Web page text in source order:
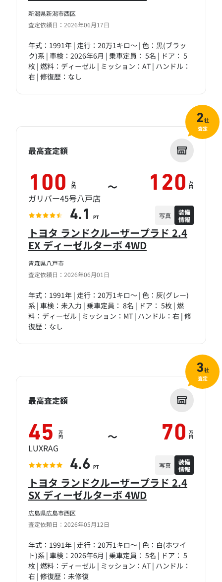
新潟県新潟市西区
査定依頼日：2026年06月17日
年式：1991年 | 走行：20万1キロ～ | 色：黒(ブラッ
ク)系 | 車検：2026年6月 | 乗車定員： 5名 | ドア： 5
枚 | 燃料：ディーゼル | ミッション：AT | ハンドル：
右 | 修復歴：なし
青森県八戸市
査定依頼日：2026年06月01日
トヨタ ランドクルーザープラド 2.4
EX ディーゼルターボ 4WD
年式：1991年 | 走行：20万1キロ～ | 色：灰(グレー)
系 | 車検：未入力 | 乗車定員： 8名 | ドア： 5枚 | 燃
料：ディーゼル | ミッション：MT | ハンドル：右 | 修
復歴：なし
最高査定額
100 万
円 ～ 120 万
円
ガリバー45号八戸店
4.1 PT 写真
装備
情報
2社
査定
広島県広島市西区
査定依頼日：2026年05月12日
トヨタ ランドクルーザープラド 2.4
SX ディーゼルターボ 4WD
年式：1991年 | 走行：20万1キロ～ | 色：白(ホワイ
ト)系 | 車検：2026年6月 | 乗車定員： 5名 | ドア： 5
枚 | 燃料：ディーゼル | ミッション：AT | ハンドル：
右 | 修復歴：未修復
最高査定額
45 万
円 ～ 70 万
円
LUXRAG
4.6 PT 写真
装備
情報
3社
査定